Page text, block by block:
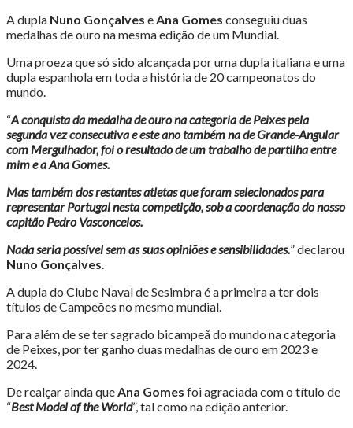
A dupla Nuno Gonçalves eAna Gomes conseguiu duas
medalhas de ouro na mesma edição de um Mundial.
Uma proeza que só sido alcançada por uma dupla italiana e uma
dupla espanhola em toda a história de 20 campeonatos do
mundo.
“A conquista da medalha de ouro na categoria de Peixes pela
segunda vez consecutiva e este ano também na de Grande-Angular
com Mergulhador, foi o resultado de um trabalho de partilha entre
mim e a Ana Gomes.
Mas também dos restantes atletas que foram selecionados para
representar Portugal nesta competição, sob a coordenação do nosso
capitão Pedro Vasconcelos.
Nada seria possível sem as suas opiniões e sensibilidades.” declarou
Nuno Gonçalves.
A dupla do Clube Naval de Sesimbra é a primeira a ter dois
títulos de Campeões no mesmo mundial.
Para além de se ter sagrado bicampeã do mundo na categoria
de Peixes, por ter ganho duas medalhas de ouro em 2023 e
2024.
De realçar ainda queAna Gomes foi agraciada com o título de
“Best Model of the World”, tal como na edição anterior.